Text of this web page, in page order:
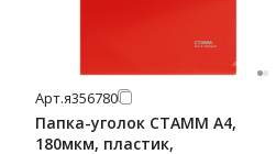
Арт.я356780
Папка-уголок СТАММ А4,
180мкм, пластик,